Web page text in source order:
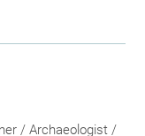
/ Archaeologist /